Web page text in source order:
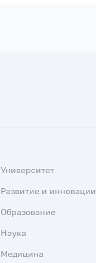
Университет
Развитие и инновации
Образование
Наука
Медицина